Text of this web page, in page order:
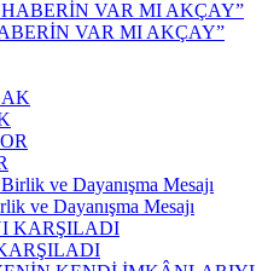
VAR MI AKÇAY”
ve Dayanışma Mesajı